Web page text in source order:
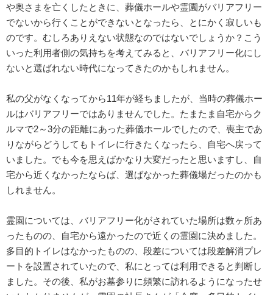
や奥さまを亡くしたときに、葬儀ホールや霊園がバリアフリー
でないから行くことができないとなったら、とにかく寂しいも
のです。むしろありえない状態なのではないでしょうか？こう
いった利用者側の気持ちを考えてみると、バリアフリー化にし
ないと選ばれない時代になってきたのかもしれません。
私の父がなくなってから11年が経ちましたが、当時の葬儀ホー
ルはバリアフリーではありませんでした。たまたま自宅からク
ルマで2～3分の距離にあった葬儀ホールでしたので、喪主であ
りながらどうしてもトイレに行きたくなったら、自宅へ戻って
いました。でも今を思えばかなり大変だったと思いますし、自
宅から近くなかったならば、選ばなかった葬儀場だったのかも
しれません。
霊園については、バリアフリー化がされていた場所は数ヶ所あ
ったものの、自宅から遠かったので近くの霊園に決めました。
多目的トイレはなかったものの、段差については段差解消プレ
ートを設置されていたので、私にとっては利用できると判断し
ました。その後、私がお墓参りに頻繁に訪れるようになったせ